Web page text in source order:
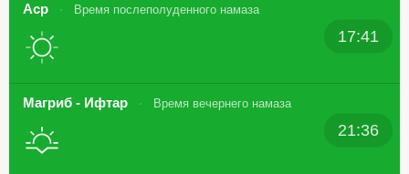
Аср Время послеполуденного намаза
17:41
Магриб - Ифтар Время вечернего намаза
21:36